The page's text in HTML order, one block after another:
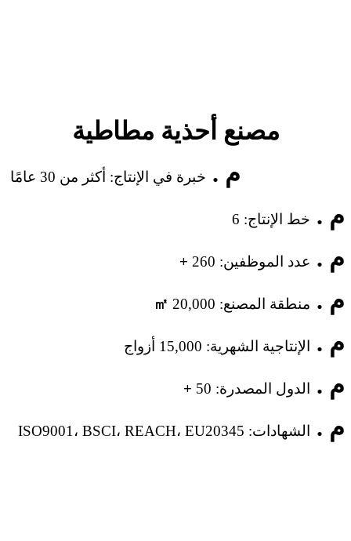
مصنع أحذية مطاطية
م . خبرة في الإنتاج: أكثر من 30 عامًا
م . خط الإنتاج: 6
م . عدد الموظفين: 260
+
م . منطقة المصنع: 20,000
㎡
م . الإنتاجية الشهرية: 15,000 أزواج
م . الدول المصدرة: 50
+
م . الشهادات: ISO9001، BSCI، REACH، EU20345